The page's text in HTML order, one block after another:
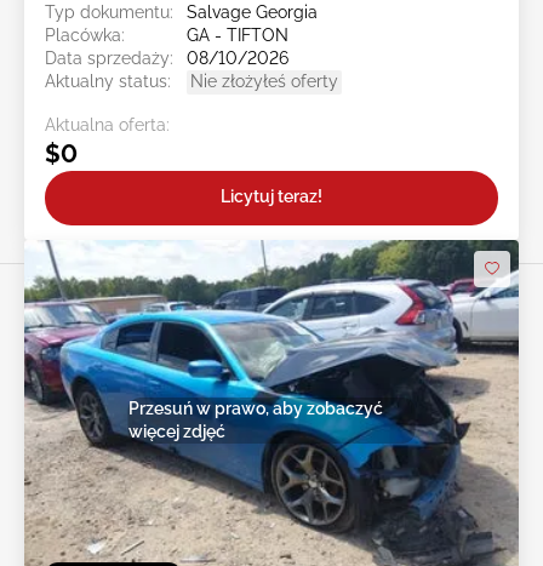
Typ dokumentu:
Salvage Georgia
Placówka:
GA - TIFTON
Data sprzedaży:
08/10/2026
Aktualny status:
Nie złożyłeś oferty
Aktualna oferta:
$0
Licytuj teraz!
Przesuń w prawo, aby zobaczyć
więcej zdjęć